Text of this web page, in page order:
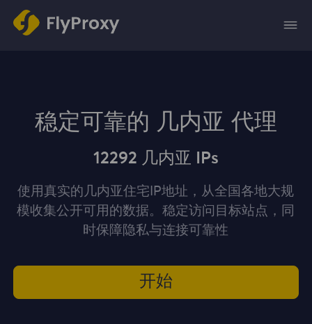
稳定可靠的 几内亚 代理
12292 几内亚 IPs
使用真实的几内亚住宅IP地址，从全国各地大规
模收集公开可用的数据。稳定访问目标站点，同
时保障隐私与连接可靠性
开始